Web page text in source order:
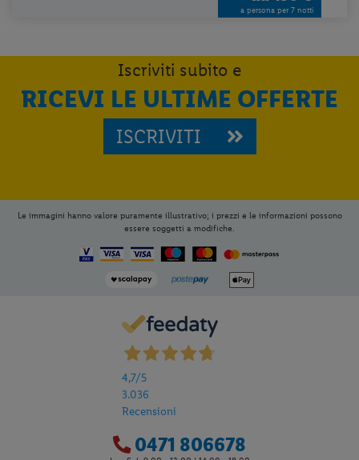
a persona per 7 notti
Iscriviti subito e
RICEVI LE ULTIME OFFERTE
ISCRIVITI
Le immagini hanno valore puramente illustrativo; i prezzi e le informazioni possono
essere soggetti a modifiche.
4,7/5
3.036
Recensioni
0471 806678